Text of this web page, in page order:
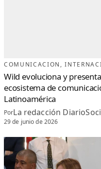
COMUNICACION ,
Wild evoluciona y
ecosistema de
Latinoamérica
PorLa redacción
29 de junio de 2026